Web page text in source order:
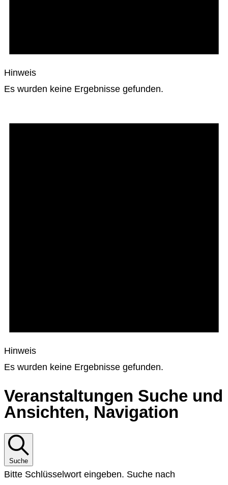
Hinweis
Es wurden keine Ergebnisse gefunden.
Hinweis
Es wurden keine Ergebnisse gefunden.
Veranstaltungen Suche und
Ansichten, Navigation
Suche
Bitte Schlüsselwort eingeben. Suche nach